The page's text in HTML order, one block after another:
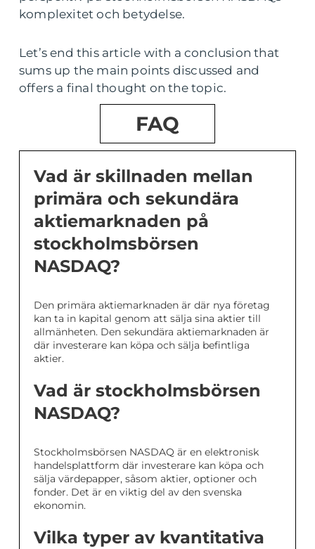
komplexitet och betydelse.
Let’s end this article with a conclusion that
sums up the main points discussed and
offers a final thought on the topic.
FAQ
Vad är skillnaden mellan
primära och sekundära
aktiemarknaden på
stockholmsbörsen
NASDAQ?
Den primära aktiemarknaden är där nya företag
kan ta in kapital genom att sälja sina aktier till
allmänheten. Den sekundära aktiemarknaden är
där investerare kan köpa och sälja befintliga
aktier.
Vad är stockholmsbörsen
NASDAQ?
Stockholmsbörsen NASDAQ är en elektronisk
handelsplattform där investerare kan köpa och
sälja värdepapper, såsom aktier, optioner och
fonder. Det är en viktig del av den svenska
ekonomin.
Vilka typer av kvantitativa